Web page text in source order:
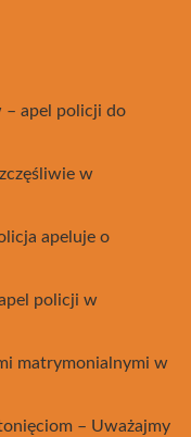
– apel policji do
w
apeluje o
policji w
matrymonialnymi w
– Uważajmy